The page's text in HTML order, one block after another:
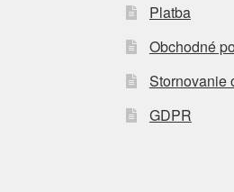
Platba
Obchodné
Stornovanie
GDPR